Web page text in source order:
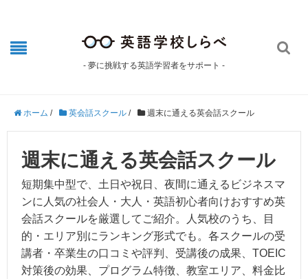
- 夢に挑戦する英語学習者をサポート -

ホーム / 英会話スクール / 週末に通える英会話スクール
週末に通える英会話スクール
短期集中型で、土日や祝日、夜間に通えるビジネスマ
ンに人気の社会人・大人・英語初心者向けおすすめ英
会話スクールを厳選してご紹介。人気校のうち、目
的・エリア別にランキング形式でも。各スクールの受
講者・卒業生の口コミや評判、受講後の成果、TOEIC
対策後の効果、プログラム特徴、教室エリア、料金比